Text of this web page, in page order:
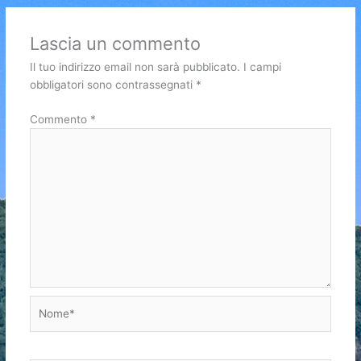
Lascia un commento
Il tuo indirizzo email non sarà pubblicato. I campi
obbligatori sono contrassegnati *
Commento *